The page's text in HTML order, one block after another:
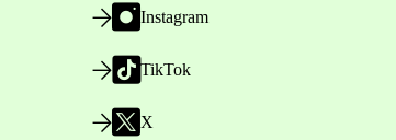
Instagram
TikTok
X